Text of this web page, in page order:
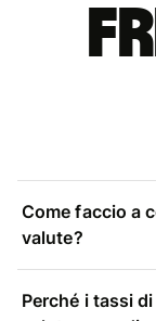
Come faccio a
valute?
Perché i tassi